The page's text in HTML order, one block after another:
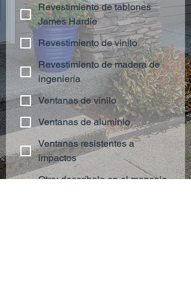
Revestimiento de tablones
James Hardie
Revestimiento de vinilo
Revestimiento de madera de
ingeniería
Ventanas de vinilo
Ventanas de aluminio
Ventanas resistentes a
impactos
Otro: descríbalo en el mensaje